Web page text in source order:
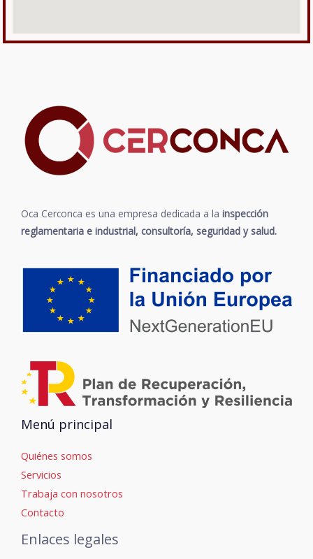
Oca Cerconca es una empresa dedicada a la inspección
reglamentaria e industrial, consultoría, seguridad y salud.
Menú principal
Quiénes somos
Servicios
Trabaja con nosotros
Contacto
Enlaces legales